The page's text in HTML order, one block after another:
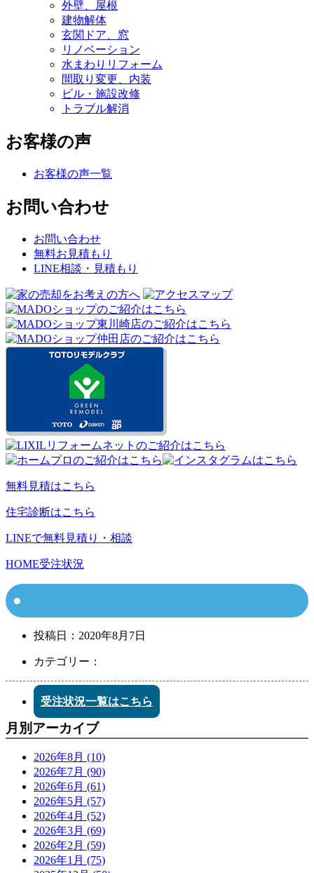
外壁、屋根
建物解体
玄関ドア、窓
リノベーション
水まわりリフォーム
間取り変更、内装
ビル・施設改修
トラブル解消
お客様の声
お客様の声一覧
お問い合わせ
お問い合わせ
無料お見積もり
LINE相談・見積もり
無料見積はこちら
住宅診断はこちら
LINEで無料見積り・相談
HOME受注状況
投稿日： 2020年8月7日
カテゴリー：
受注状況一覧はこちら
月別アーカイブ
2026年8月 (10)
2026年7月 (90)
2026年6月 (61)
2026年5月 (57)
2026年4月 (52)
2026年3月 (69)
2026年2月 (59)
2026年1月 (75)